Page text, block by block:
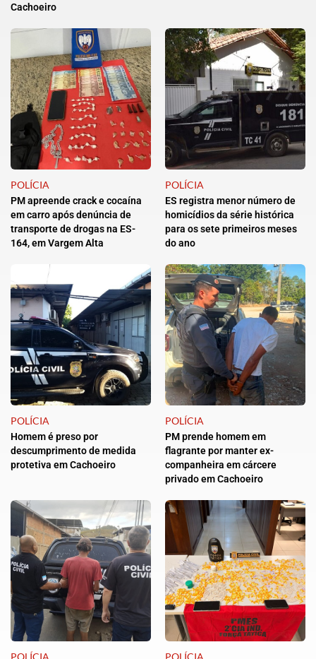
Cachoeiro
POLÍCIA
PM apreende crack e cocaína
em carro após denúncia de
transporte de drogas na ES-
164, em Vargem Alta
POLÍCIA
ES registra menor número de
homicídios da série histórica
para os sete primeiros meses
do ano
POLÍCIA
Homem é preso por
descumprimento de medida
protetiva em Cachoeiro
POLÍCIA
PM prende homem em
flagrante por manter ex-
companheira em cárcere
privado em Cachoeiro
POLÍCIA POLÍCIA